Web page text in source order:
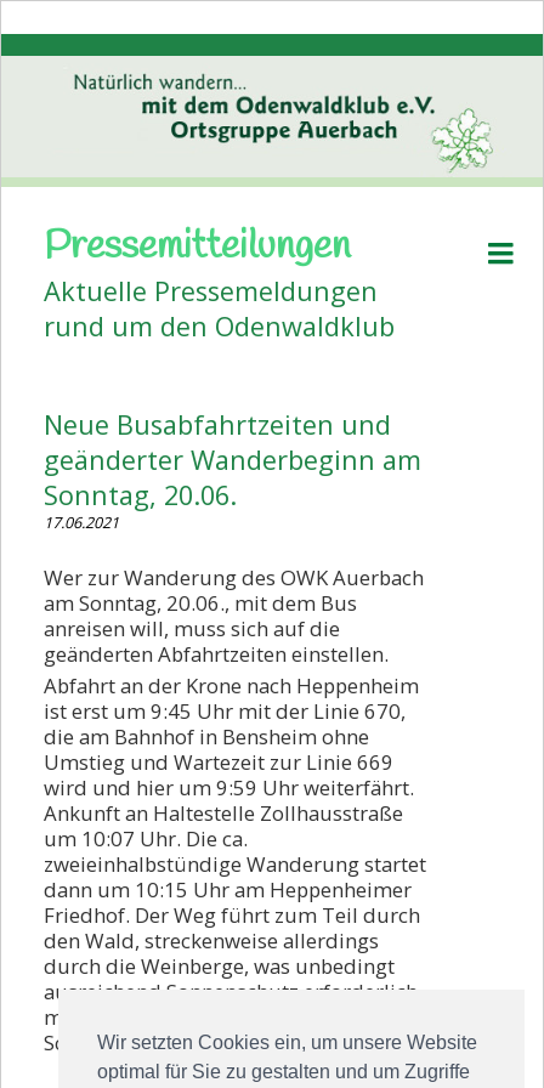
Wir setzten Cookies ein, um unsere Website
optimal für Sie zu gestalten und um Zugriffe
Startseite
Aktuelles
Pressemitteilungen
Wanderplan
Veranstaltungen
Bildergalerien
Vorstand
Kontakt
Beitrittserklärung
Pressemitteilungen
Aktuelle Pressemeldungen
rund um den Odenwaldklub
Neue Busabfahrtzeiten und
geänderter Wanderbeginn am
Sonntag, 20.06.
17.06.2021
Wer zur Wanderung des OWK Auerbach
am Sonntag, 20.06., mit dem Bus
anreisen will, muss sich auf die
geänderten Abfahrtzeiten einstellen.
Abfahrt an der Krone nach Heppenheim
ist erst um 9:45 Uhr mit der Linie 670,
die am Bahnhof in Bensheim ohne
Umstieg und Wartezeit zur Linie 669
wird und hier um 9:59 Uhr weiterfährt.
Ankunft an Haltestelle Zollhausstraße
um 10:07 Uhr. Die ca.
zweieinhalbstündige Wanderung startet
dann um 10:15 Uhr am Heppenheimer
Friedhof. Der Weg führt zum Teil durch
den Wald, streckenweise allerdings
durch die Weinberge, was unbedingt
ausreichend Sonnenschutz erforderlich
macht. Anmeldung und Infos bei Ingrid
Schneider, Tel., 06251 / 75961.